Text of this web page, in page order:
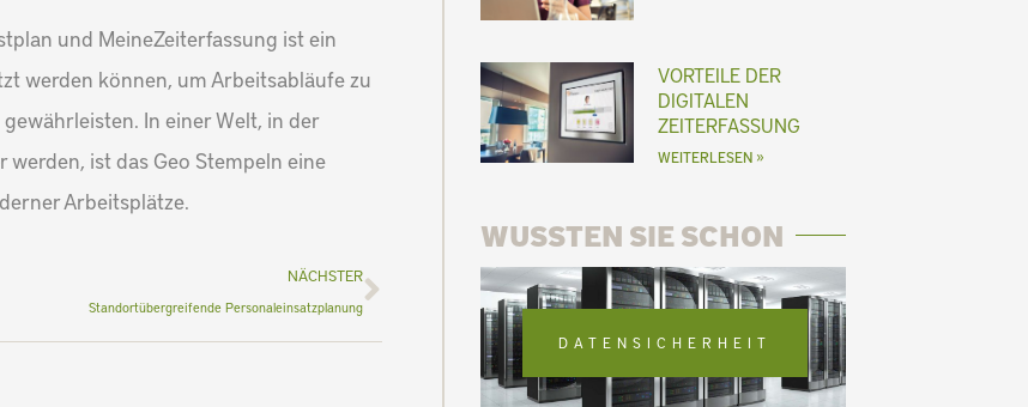
und MeineZeiterfassung ist ein
werden können, um Arbeitsabläufe zu
In einer Welt, in der
ist das Geo Stempeln eine
Arbeitsplätze.
NÄCHSTER
Standortübergreifende Personaleinsatzplanung
Nächster
VORTEILE DER
DIGITALEN
ZEITERFASSUNG
WEITERLESEN »
WUSSTEN SIE SCHON
DATENSICHERHEIT